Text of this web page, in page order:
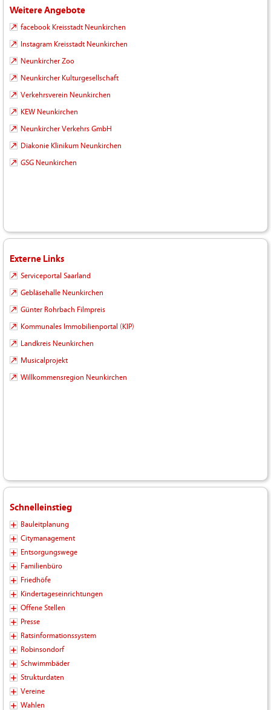
Weitere Angebote
facebook Kreisstadt Neunkirchen
Instagram Kreisstadt Neunkirchen
Neunkircher Zoo
Neunkircher Kulturgesellschaft
Verkehrsverein Neunkirchen
KEW Neunkirchen
Neunkircher Verkehrs GmbH
Diakonie Klinikum Neunkirchen
GSG Neunkirchen
Externe Links
Serviceportal Saarland
Gebläsehalle Neunkirchen
Günter Rohrbach Filmpreis
Kommunales Immobilienportal (KIP)
Landkreis Neunkirchen
Musicalprojekt
Willkommensregion Neunkirchen
Schnelleinstieg
Bauleitplanung
Citymanagement
Entsorgungswege
Familienbüro
Friedhöfe
Kindertageseinrichtungen
Offene Stellen
Presse
Ratsinformationssystem
Robinsondorf
Schwimmbäder
Strukturdaten
Vereine
Wahlen